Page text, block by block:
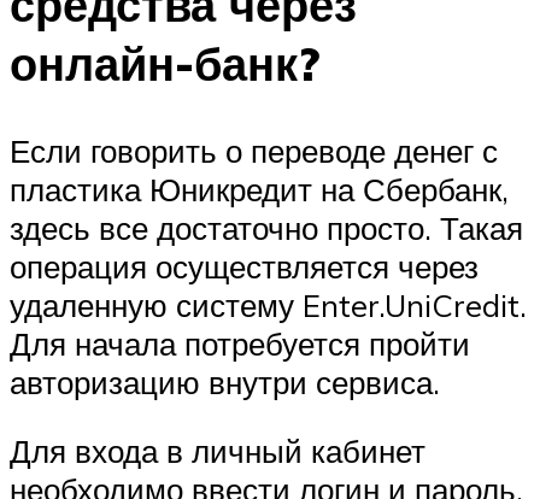
онлайн-банк?
Если говорить о переводе денег с
пластика Юникредит на Сбербанк,
здесь все достаточно просто. Такая
операция осуществляется через
удаленную систему Enter.UniCredit.
Для начала потребуется пройти
авторизацию внутри сервиса.
Для входа в личный кабинет
необходимо ввести логин и пароль,